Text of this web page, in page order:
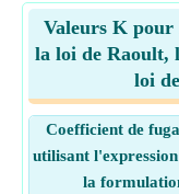
Valeurs K
la loi de Raoult,
loi
Coefficient de
utilisant
la